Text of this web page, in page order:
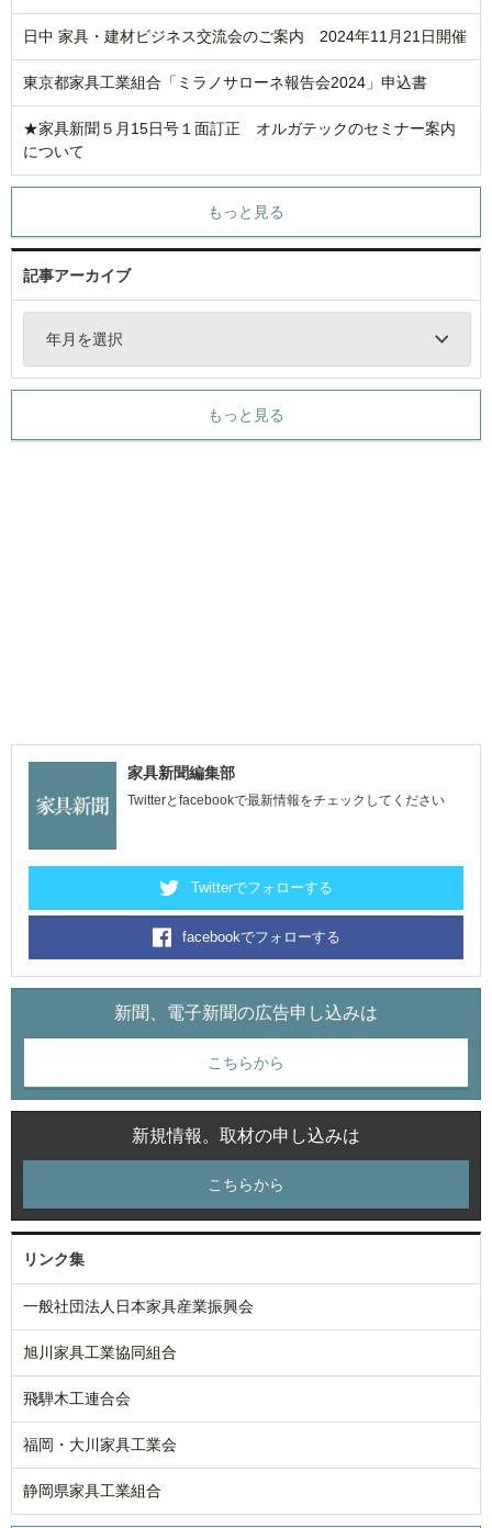
日中 家具・建材ビジネス交流会のご案内 2024年11月21日開催
東京都家具工業組合「ミラノサローネ報告会2024」申込書
★家具新聞５月15日号１面訂正 オルガテックのセミナー案内
について
もっと見る
記事アーカイブ
年月を選択
もっと見る
家具新聞編集部
Twitterとfacebookで最新情報をチェックしてください
Twitterでフォローする
facebookでフォローする
新聞、電子新聞の広告申し込みは
こちらから
新規情報。取材の申し込みは
こちらから
リンク集
一般社団法人日本家具産業振興会
旭川家具工業協同組合
飛騨木工連合会
福岡・大川家具工業会
静岡県家具工業組合